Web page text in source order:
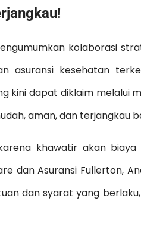
kolaborasi
asuransi kesehatan
kini dapat diklaim melalui
aman, dan terjangkau
khawatir akan
dan Asuransi Fullerton,
dan syarat yang